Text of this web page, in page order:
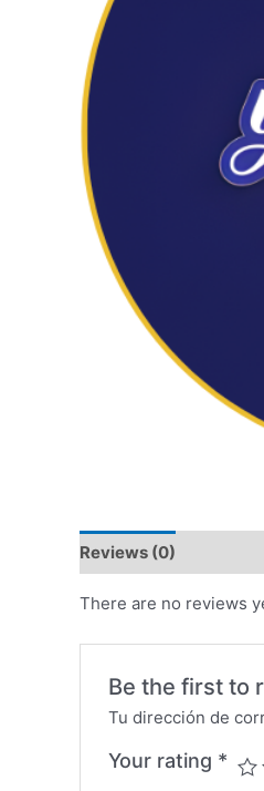
Reviews (0)
There are no reviews
Be the first to
Tu dirección de
Your rating *